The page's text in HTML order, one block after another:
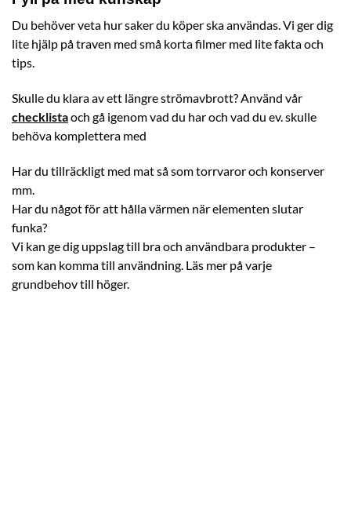
Du behöver veta hur saker du köper ska användas. Vi ger dig
lite hjälp på traven med små korta filmer med lite fakta och
tips.
Skulle du klara av ett längre strömavbrott? Använd vår
checklistaoch gå igenom vad du har och vad du ev. skulle
behöva komplettera med
Har du tillräckligt med mat så som torrvaror och konserver
mm.
Har du något för att hålla värmen när elementen slutar
funka?
Vi kan ge dig uppslag till bra och användbara produkter –
som kan komma till användning. Läs mer på varje
grundbehov till höger.